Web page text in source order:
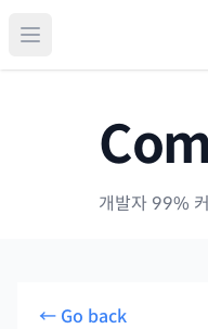
개발자 99%
← Go back